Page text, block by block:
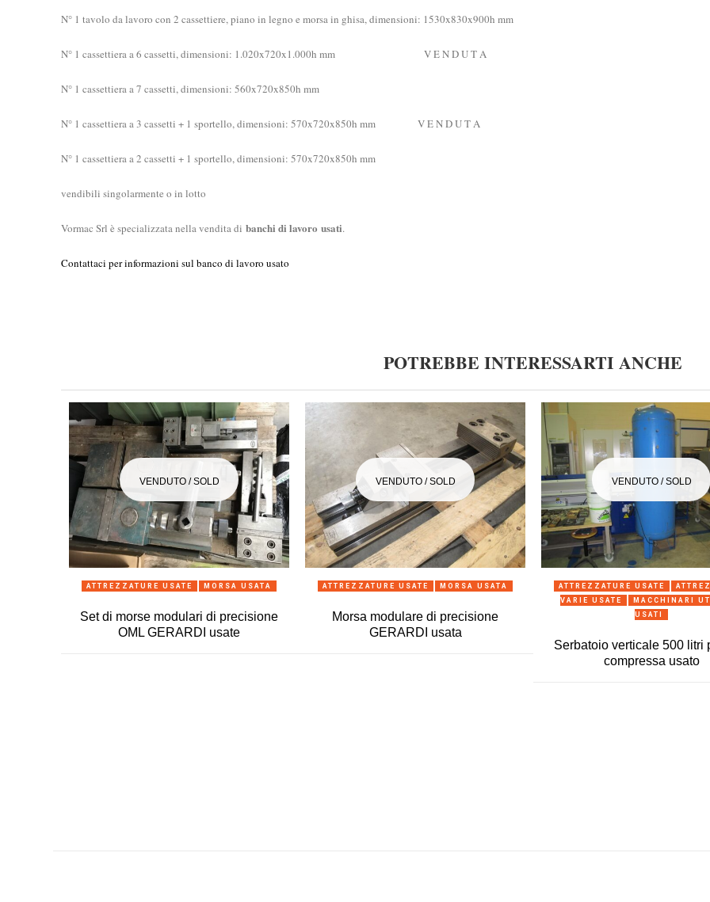
N° 1 tavolo da lavoro con 2 cassettiere, piano in legno e morsa in ghisa, dimensioni: 1530x830x900h mm
N° 1 cassettiera a 6 cassetti, dimensioni: 1.020x720x1.000h mm V E N D U T A
N° 1 cassettiera a 7 cassetti, dimensioni: 560x720x850h mm
N° 1 cassettiera a 3 cassetti + 1 sportello, dimensioni: 570x720x850h mm V E N D U T A
N° 1 cassettiera a 2 cassetti + 1 sportello, dimensioni: 570x720x850h mm
vendibili singolarmente o in lotto
Vormac Srl è specializzata nella vendita di banchi di lavoro usati.
Contattaci per informazioni sul banco di lavoro usato
POTREBBE INTERESSARTI ANCHE
VENDUTO / SOLD
ANTEPRIMA
ATTREZZATURE USATE MORSA USATA
Set di morse modulari di precisione
OML GERARDI usate
VENDUTO / SOLD
ANTEPRIMA
ATTREZZATURE USATE MORSA USATA
Morsa modulare di precisione
GERARDI usata
VENDUTO / SOLD
ANTEPRIMA
ATTREZZATURE USATE
VARIE USATE
MACCHINARI
USATI
Serbatoio verticale 500 litri
compressa usato